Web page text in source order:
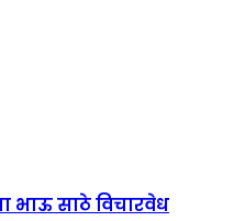
भाऊ साठे विचारवेध